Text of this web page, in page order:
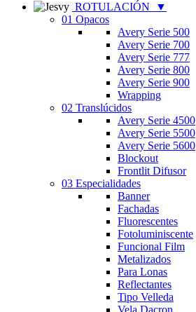
ROTULACIÓN
▼
01 Opacos
Avery Serie 500
Avery Serie 700
Avery Serie 777
Avery Serie 800
Avery Serie 900
Wrapping
02 Translúcidos
Avery Serie 4500
Avery Serie 5500
Avery Serie 5600
Blockout
Frontlit Difusor
03 Especialidades
Banner
Fachadas
Fluorescentes
Fotoluminiscente
Funcional Film
Metalizados
Para Lonas
Reflectantes
Tipo Velleda
Vela Dacron